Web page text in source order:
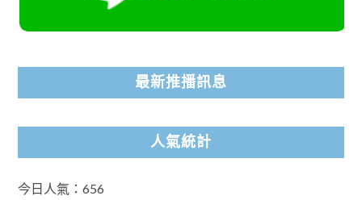
最新推播訊息
人氣統計
今日人氣：656